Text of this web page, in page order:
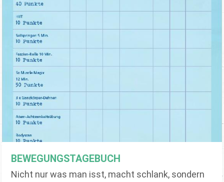
BEWEGUNGSTAGEBUCH
Nicht nur was man isst, macht schlank, sondern